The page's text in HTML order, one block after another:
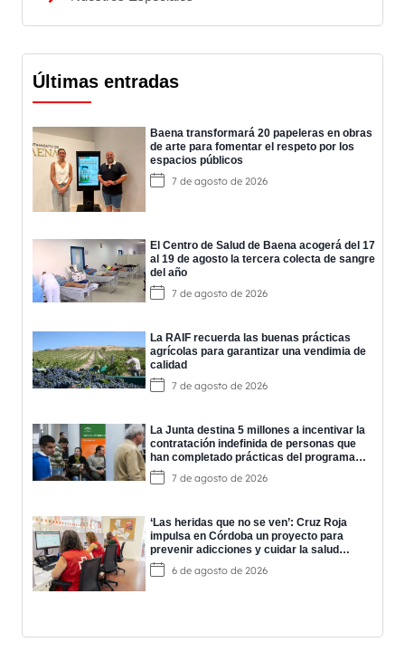
Últimas entradas
Baena transformará 20 papeleras en obras
de arte para fomentar el respeto por los
espacios públicos
7 de agosto de 2026
El Centro de Salud de Baena acogerá del 17
al 19 de agosto la tercera colecta de sangre
del año
7 de agosto de 2026
La RAIF recuerda las buenas prácticas
agrícolas para garantizar una vendimia de
calidad
7 de agosto de 2026
La Junta destina 5 millones a incentivar la
contratación indefinida de personas que
han completado prácticas del programa
EPES
7 de agosto de 2026
‘Las heridas que no se ven’: Cruz Roja
impulsa en Córdoba un proyecto para
prevenir adicciones y cuidar la salud
mental
6 de agosto de 2026